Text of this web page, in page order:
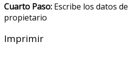
Cuarto Paso: Escribe los datos
propietario
Imprimir